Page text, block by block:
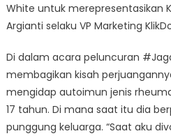
White untuk merepresentasikan
Argianti selaku VP Marketing
Di dalam acara peluncuran
membagikan kisah
mengidap autoimun jenis
17 tahun. Di mana saat itu dia
punggung keluarga. “Saat aku